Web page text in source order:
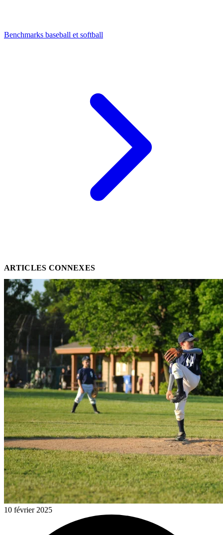
Benchmarks baseball et softball
ARTICLES CONNEXES
10 février 2025